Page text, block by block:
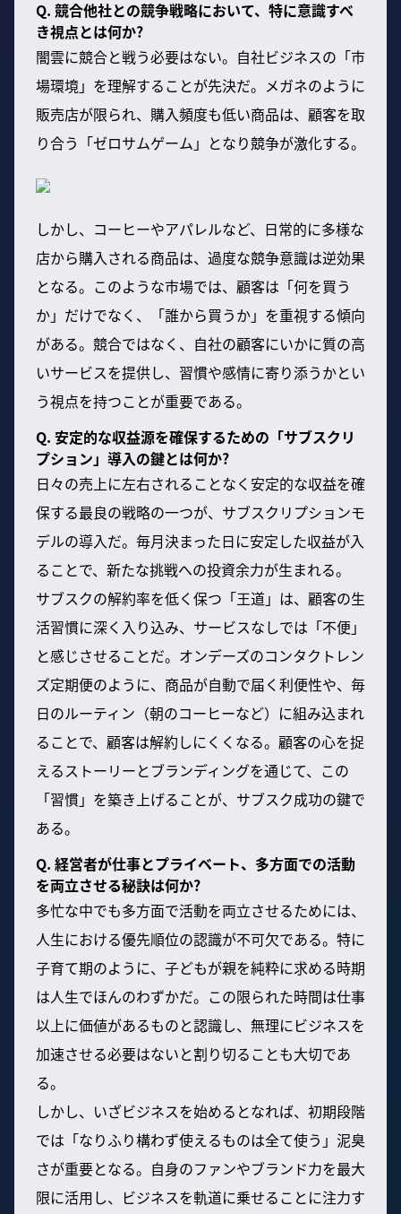
Q. 競合他社との競争戦略において、特に意識すべ
き視点とは何か?
闇雲に競合と戦う必要はない。自社ビジネスの「市
場環境」を理解することが先決だ。メガネのように
販売店が限られ、購入頻度も低い商品は、顧客を取
り合う「ゼロサムゲーム」となり競争が激化する。
しかし、コーヒーやアパレルなど、日常的に多様な
店から購入される商品は、過度な競争意識は逆効果
となる。このような市場では、顧客は「何を買う
か」だけでなく、「誰から買うか」を重視する傾向
がある。競合ではなく、自社の顧客にいかに質の高
いサービスを提供し、習慣や感情に寄り添うかとい
う視点を持つことが重要である。
Q. 安定的な収益源を確保するための「サブスクリ
プション」導入の鍵とは何か?
日々の売上に左右されることなく安定的な収益を確
保する最良の戦略の一つが、サブスクリプションモ
デルの導入だ。毎月決まった日に安定した収益が入
ることで、新たな挑戦への投資余力が生まれる。
サブスクの解約率を低く保つ「王道」は、顧客の生
活習慣に深く入り込み、サービスなしでは「不便」
と感じさせることだ。オンデーズのコンタクトレン
ズ定期便のように、商品が自動で届く利便性や、毎
日のルーティン（朝のコーヒーなど）に組み込まれ
ることで、顧客は解約しにくくなる。顧客の心を捉
えるストーリーとブランディングを通じて、この
「習慣」を築き上げることが、サブスク成功の鍵で
ある。
Q. 経営者が仕事とプライベート、多方面での活動
を両立させる秘訣は何か?
多忙な中でも多方面で活動を両立させるためには、
人生における優先順位の認識が不可欠である。特に
子育て期のように、子どもが親を純粋に求める時期
は人生でほんのわずかだ。この限られた時間は仕事
以上に価値があるものと認識し、無理にビジネスを
加速させる必要はないと割り切ることも大切であ
る。
しかし、いざビジネスを始めるとなれば、初期段階
では「なりふり構わず使えるものは全て使う」泥臭
さが重要となる。自身のファンやブランド力を最大
限に活用し、ビジネスを軌道に乗せることに注力す